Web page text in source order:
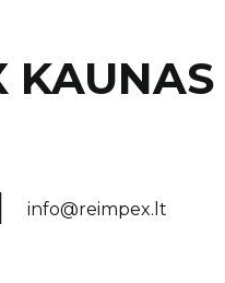
KAUNAS
info@reimpex.lt